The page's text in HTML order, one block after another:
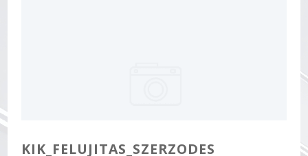
KIK_FELUJITAS_SZERZODES